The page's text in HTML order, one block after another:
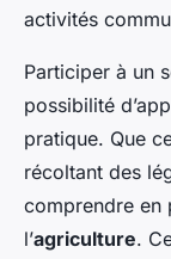
activités
Participer à un
possibilité
pratique. Que
récoltant des
comprendre en
l’agriculture.